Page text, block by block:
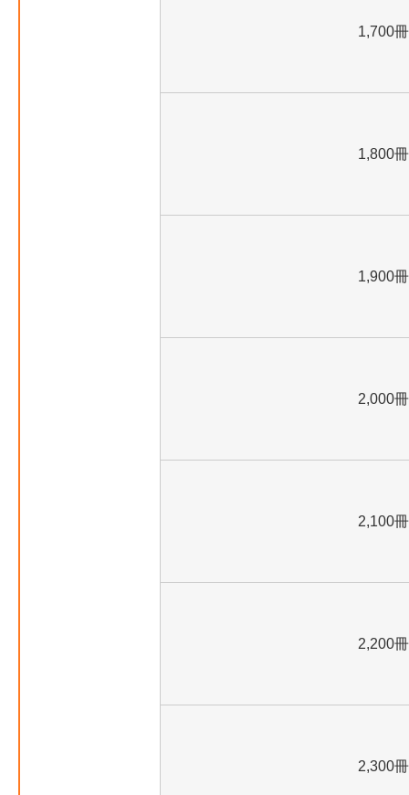
1,700冊
1,800冊
1,900冊
2,000冊
2,100冊
2,200冊
2,300冊